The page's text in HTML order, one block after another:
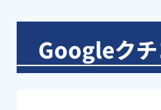
Googleクチ